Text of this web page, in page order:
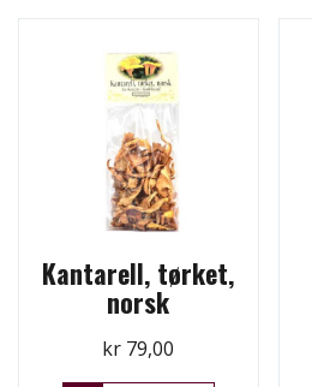
Kantarell, tørket,
norsk
kr 79,00